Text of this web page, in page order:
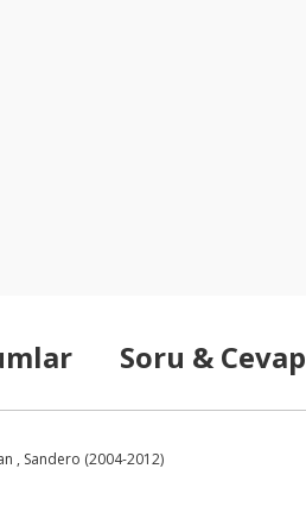
Soru & Cevap
, Sandero (2004-2012)